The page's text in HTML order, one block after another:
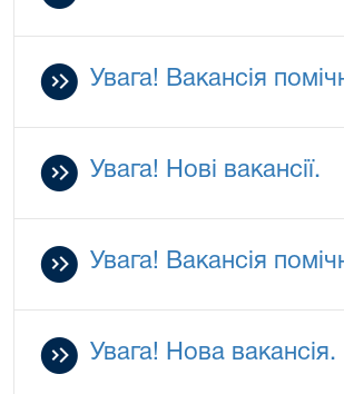
Увага! Вакансія
Увага! Нові вакансії.
Увага! Вакансія
Увага! Нова вакансія.